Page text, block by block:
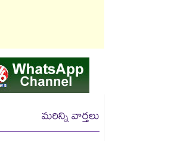
మరిన్ని వార్తలు